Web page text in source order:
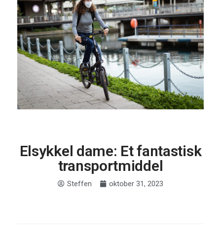
Elsykkel dame: Et fantastisk
transportmiddel
Steffen oktober 31, 2023